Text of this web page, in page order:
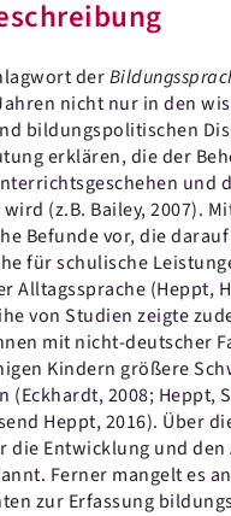
der
nicht nur in den
bildungspolitischen
erklären, die der
und
(z.B. Bailey, 2007).
Befunde vor, die
für schulische
Alltagssprache (Heppt,
von Studien zeigte
mit nicht-deutscher
Kindern größere
(Eckhardt, 2008; Heppt,
Heppt, 2016). Über
die Entwicklung und
Ferner mangelt es
zur Erfassung